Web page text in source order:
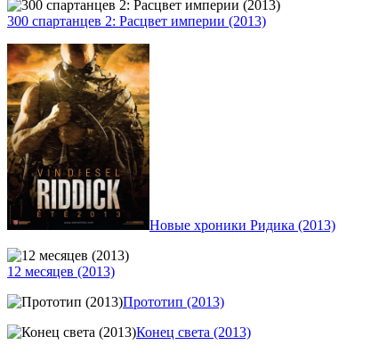
300 спартанцев 2: Расцвет империи (2013)
Новые хроники Ридика (2013)
12 месяцев (2013)
Прототип (2013)
Конец света (2013)